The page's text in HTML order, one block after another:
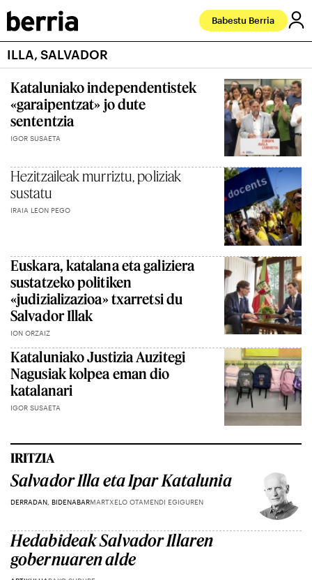
Babestu Berria
ILLA, SALVADOR
Kataluniako independentistek
«garaipentzat» jo dute
sententzia
IGOR SUSAETA
Hezitzaileak murriztu, poliziak
sustatu
IRAIA LEON PEGO
Euskara, katalana eta galiziera
sustatzeko politiken
«judizializazioa» txarretsi du
Salvador Illak
ION ORZAIZ
Kataluniako Justizia Auzitegi
Nagusiak kolpea eman dio
katalanari
IGOR SUSAETA
IRITZIA
Salvador Illa eta Ipar Katalunia
DERRADAN, BIDENABARMARTXELO OTAMENDI EGIGUREN
Hedabideak Salvador Illaren
gobernuaren alde